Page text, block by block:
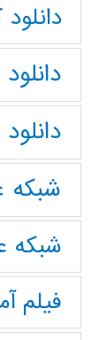
شبکه
فیلم